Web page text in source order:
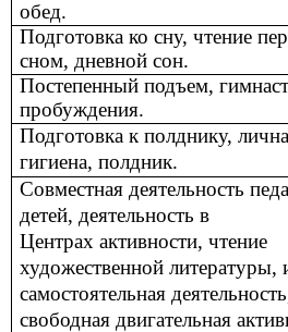
обед.
Подготовка ко сну, чтение
сном, дневной сон.
Постепенный подъем,
пробуждения.
Подготовка к полднику,
гигиена, полдник.
Совместная деятельность
детей, деятельность в
Центрах активности, чтение
художественной литературы,
самостоятельная
свободная двигательная